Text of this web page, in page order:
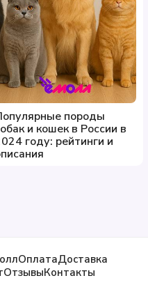
породы
и кошек в России в
году: рейтинги и
ОплатаДоставка
ОтзывыКонтакты